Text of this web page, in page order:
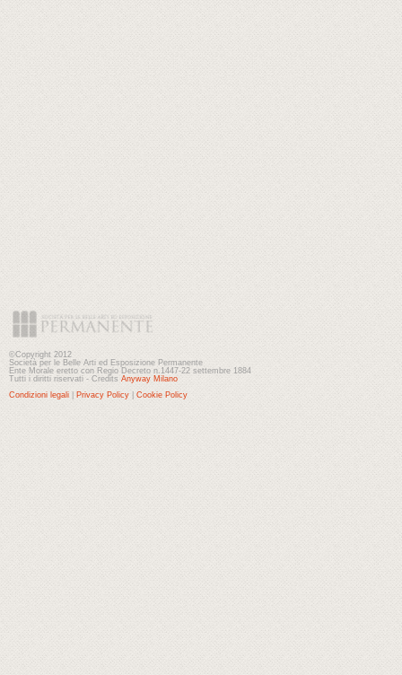
©Copyright 2012
Società per le Belle Arti ed Esposizione Permanente
Ente Morale eretto con Regio Decreto n.1447-22 settembre 1884
Tutti i diritti riservati - Credits Anyway Milano
Condizioni legali
Privacy Policy Cookie Policy